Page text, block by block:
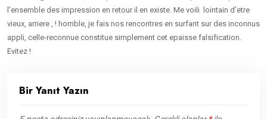
l’ensemble des impression en retour il en existe. Me voili lointain d’etre
vieux, arriere , ! horrible, je fais nos rencontres en surfant sur des inconnus
appli, celle-reconnue constitue simplement cet epaisse falsification.
Evitez !
Bir Yanıt Yazın